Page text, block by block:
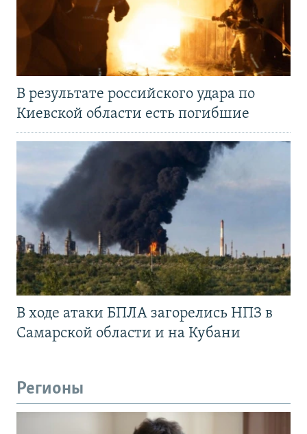
В результате российского удара по
Киевской области есть погибшие
В ходе атаки БПЛА загорелись НПЗ в
Самарской области и на Кубани
Регионы